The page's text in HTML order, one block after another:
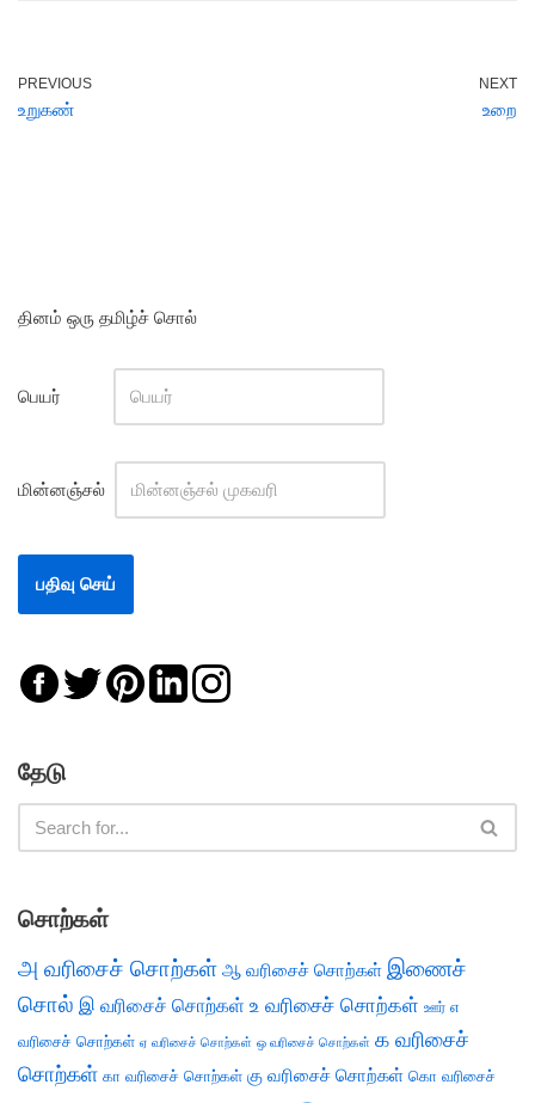
PREVIOUS
உறுகண்
NEXT
உறை
தினம் ஒரு தமிழ்ச் சொல்
பெயர்
மின்னஞ்சல்
தேடு
சொற்கள்
அ வரிசைச் சொற்கள் ஆ வரிசைச் சொற்கள் இணைச்
சொல் இ வரிசைச் சொற்கள் உ வரிசைச் சொற்கள் ஊர் எ
வரிசைச் சொற்கள் ஏ வரிசைச் சொற்கள் ஒ வரிசைச் சொற்கள் க வரிசைச்
சொற்கள் கா வரிசைச் சொற்கள் கு வரிசைச் சொற்கள் கொ வரிசைச்